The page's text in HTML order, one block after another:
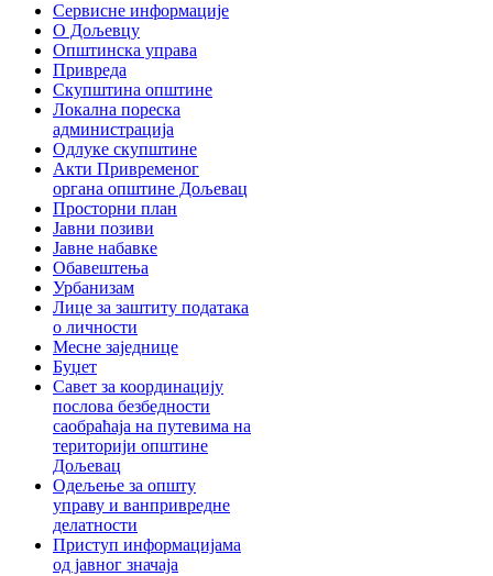
Сервисне информације
О Дољевцу
Општинска управа
Привреда
Скупштина општине
Локална пореска
администрација
Одлуке скупштине
Акти Привременог
органа општине Дољевац
Просторни план
Јавни позиви
Јавне набавке
Обавештења
Урбанизам
Лице за заштиту података
о личности
Месне заједнице
Буџет
Савет за координацију
послова безбедности
саобраћаја на путевима на
територији општине
Дољевац
Одељење за општу
управу и ванпривредне
делатности
Приступ информацијама
од јавног значаја